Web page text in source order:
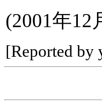
(2001年12
[Reported by